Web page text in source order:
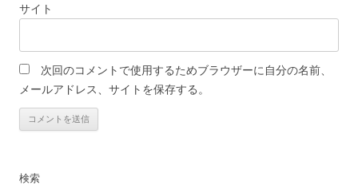
サイト
次回のコメントで使用するためブラウザーに自分の名前、
メールアドレス、サイトを保存する。
検索